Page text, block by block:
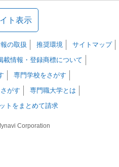
ト表示
の取扱 推奨環境
サイトマップ
載情報・登録商標について
専門学校をさがす
がす
専門職大学とは
トをまとめて請求
Corporation